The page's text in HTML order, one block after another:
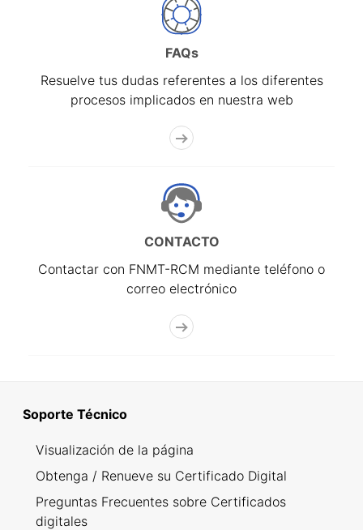
FAQs
Resuelve tus dudas referentes a los diferentes
procesos implicados en nuestra web
CONTACTO
Contactar con FNMT-RCM mediante teléfono o
correo electrónico
Soporte Técnico
Visualización de la página
Obtenga / Renueve su Certificado Digital
Preguntas Frecuentes sobre Certificados
digitales